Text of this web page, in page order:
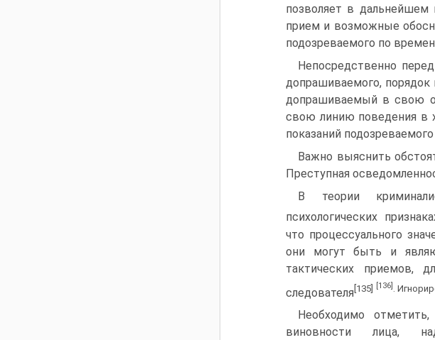
позволяет в дальнейшем
прием и возможные
подозреваемого по
Непосредственно
допрашиваемого, порядок
допрашиваемый в свою
свою линию поведения в
показаний
Важно выяснить
Преступная
В теории
психологических
что процессуального
они могут быть и
тактических приемов,
следователя [135] [136] .
Необходимо
виновности лица,